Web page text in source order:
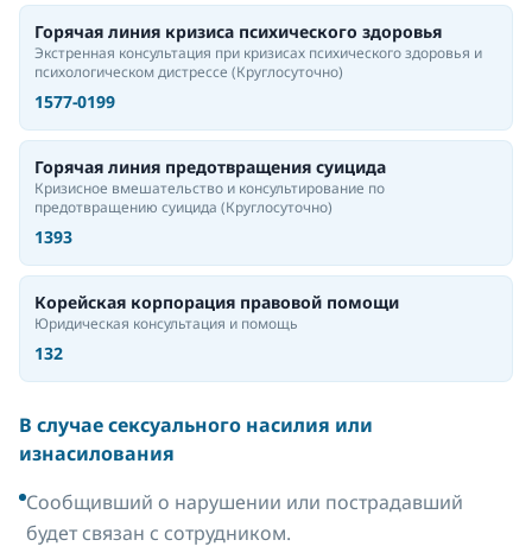
Горячая линия кризиса психического здоровья
Экстренная консультация при кризисах психического здоровья и
психологическом дистрессе (Круглосуточно)
1577-0199
Горячая линия предотвращения суицида
Кризисное вмешательство и консультирование по
предотвращению суицида (Круглосуточно)
1393
Корейская корпорация правовой помощи
Юридическая консультация и помощь
132
В случае сексуального насилия или
изнасилования
Сообщивший о нарушении или пострадавший
будет связан с сотрудником.